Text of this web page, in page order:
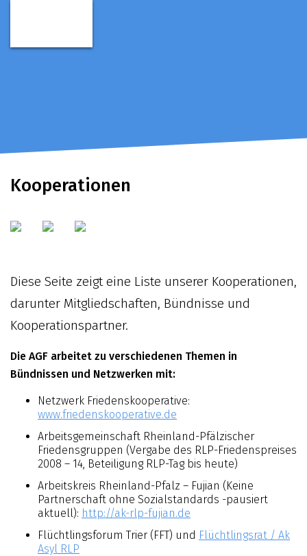
Kooperationen
Diese Seite zeigt eine Liste unserer Kooperationen,
darunter Mitgliedschaften, Bündnisse und
Kooperationspartner.
Die AGF arbeitet zu verschiedenen Themen in
Bündnissen und Netzwerken mit:
Netzwerk Friedenskooperative:
www.friedenskooperative.de
Arbeitsgemeinschaft Rheinland-Pfälzischer
Friedensgruppen (Vergabe des RLP-Friedenspreises
2008 – 14, Beteiligung RLP-Tag bis heute)
Arbeitskreis Rheinland-Pfalz – Fujian (Keine
Partnerschaft ohne Sozialstandards -pausiert
aktuell): http://ak-rlp-fujian.de
Flüchtlingsforum Trier (FFT) und Flüchtlingsrat / Ak
Asyl RLP